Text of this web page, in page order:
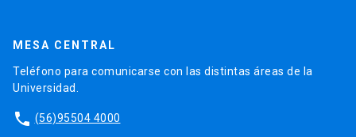
MESA CENTRAL
Teléfono para comunicarse con las distintas áreas de la
Universidad.
phone (56)95504 4000